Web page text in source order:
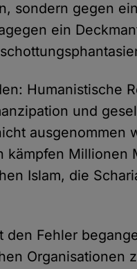
sondern gegen
ein
Humanistische
und
ausgenommen
kämpfen Millionen
Islam, die
Fehler
Organisationen